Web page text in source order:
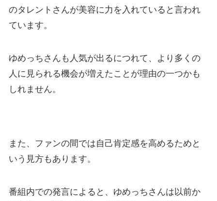
のタレントさんが美容に力を入れていると言われ
ています。
ゆめっちさんも人気が出るにつれて、より多くの
人に見られる機会が増えたことが理由の一つかも
しれません。
また、ファンの間では自己肯定感を高めるためと
いう見方もあります。
番組内での発言によると、ゆめっちさんは以前か